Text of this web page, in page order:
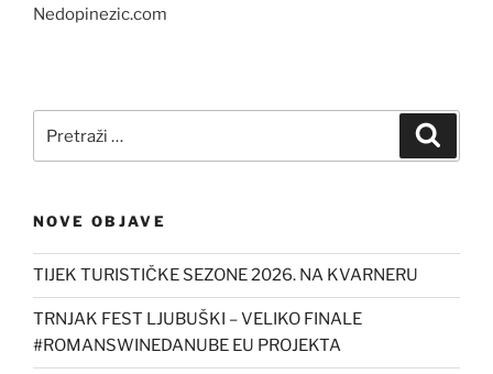
Nedopinezic.com
NOVE OBJAVE
TIJEK TURISTIČKE SEZONE 2026. NA KVARNERU
TRNJAK FEST LJUBUŠKI – VELIKO FINALE
#ROMANSWINEDANUBE EU PROJEKTA